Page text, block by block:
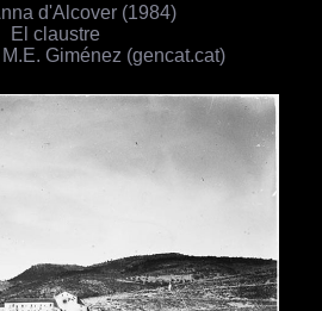
d'Alcover (1984)
El claustre
Giménez (gencat.cat)